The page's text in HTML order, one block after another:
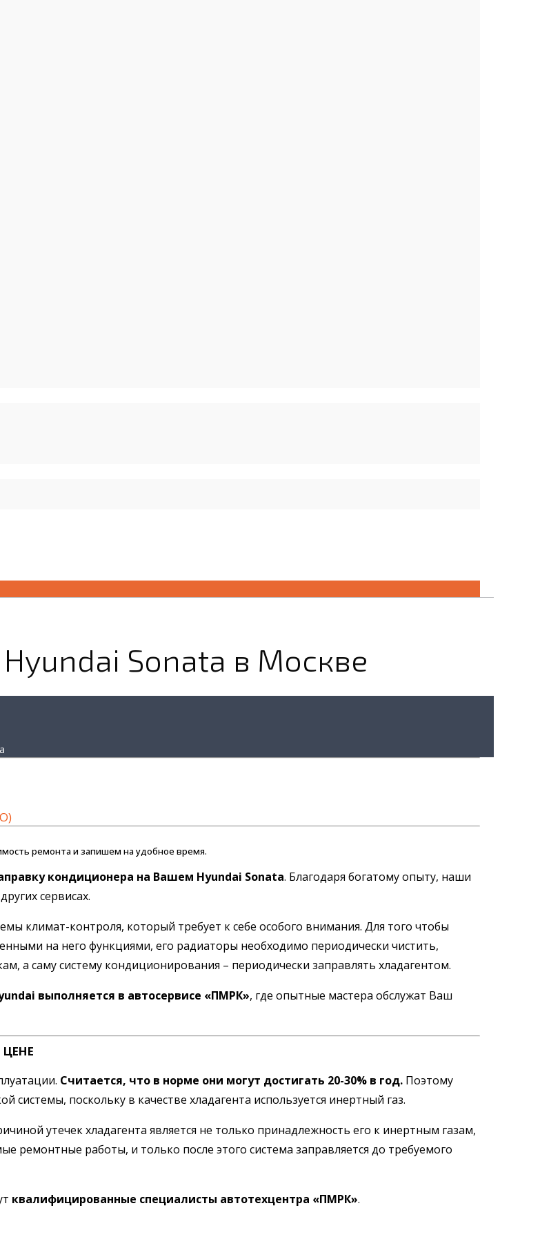
Sonata в Москве
ремонта и запишем на удобное время.
кондиционера на Вашем Hyundai Sonata. Благодаря богатому опыту, наши
сервисах.
климат-контроля, который требует к себе особого внимания. Для того чтобы
на него функциями, его радиаторы необходимо периодически чистить,
а саму систему кондиционирования – периодически заправлять хладагентом.
выполняется в автосервисе «ПМРК», где опытные мастера обслужат Ваш
Считается, что в норме они могут достигать 20-30% в год. Поэтому
поскольку в качестве хладагента используется инертный газ.
утечек хладагента является не только принадлежность его к инертным газам,
ремонтные работы, и только после этого система заправляется до требуемого
квалифицированные специалисты автотехцентра «ПМРК».